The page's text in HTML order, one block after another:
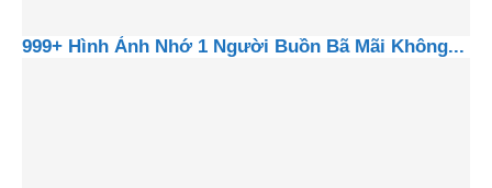
999+ Hình Ảnh Nhớ 1 Người Buồn Bã Mãi Không...